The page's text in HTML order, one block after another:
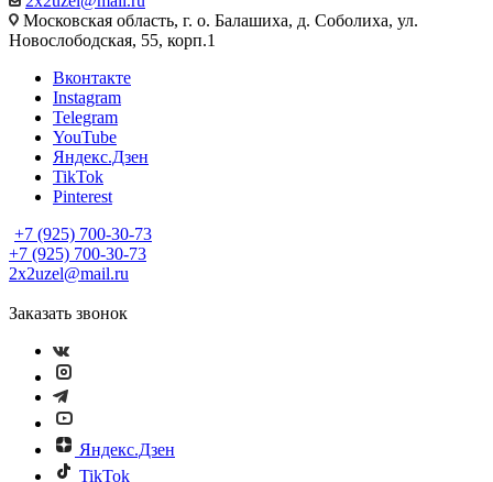
Московская область, г. о. Балашиха, д. Соболиха, ул.
Новослободская, 55, корп.1
Вконтакте
Instagram
Telegram
YouTube
Яндекс.Дзен
TikTok
Pinterest
+7 (925) 700-30-73
+7 (925) 700-30-73
2x2uzel@mail.ru
Заказать звонок
Яндекс.Дзен
TikTok